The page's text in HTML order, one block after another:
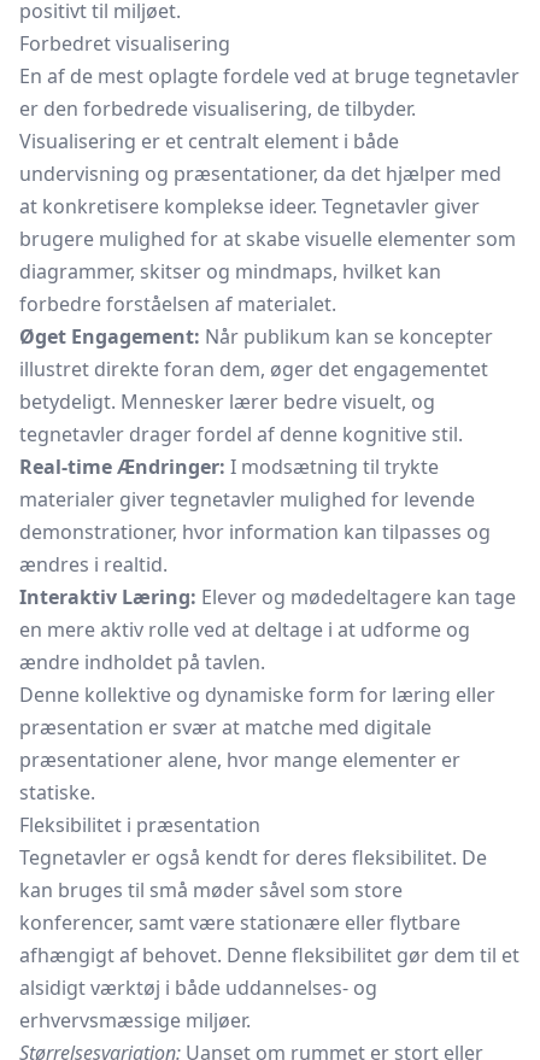
positivt til miljøet.
Forbedret visualisering
En af de mest oplagte fordele ved at bruge tegnetavler
er den forbedrede visualisering, de tilbyder.
Visualisering er et centralt element i både
undervisning og præsentationer, da det hjælper med
at konkretisere komplekse ideer. Tegnetavler giver
brugere mulighed for at skabe visuelle elementer som
diagrammer, skitser og mindmaps, hvilket kan
forbedre forståelsen af materialet.
Øget Engagement: Når publikum kan se koncepter
illustret direkte foran dem, øger det engagementet
betydeligt. Mennesker lærer bedre visuelt, og
tegnetavler drager fordel af denne kognitive stil.
Real-time Ændringer: I modsætning til trykte
materialer giver tegnetavler mulighed for levende
demonstrationer, hvor information kan tilpasses og
ændres i realtid.
Interaktiv Læring: Elever og mødedeltagere kan tage
en mere aktiv rolle ved at deltage i at udforme og
ændre indholdet på tavlen.
Denne kollektive og dynamiske form for læring eller
præsentation er svær at matche med digitale
præsentationer alene, hvor mange elementer er
statiske.
Fleksibilitet i præsentation
Tegnetavler er også kendt for deres fleksibilitet. De
kan bruges til små møder såvel som store
konferencer, samt være stationære eller flytbare
afhængigt af behovet. Denne fleksibilitet gør dem til et
alsidigt værktøj i både uddannelses- og
erhvervsmæssige miljøer.
Størrelsesvariation: Uanset om rummet er stort eller